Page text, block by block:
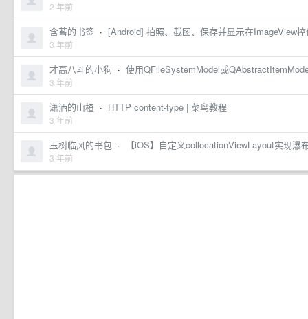
2 年前
含蓄的书签 · [Android] 拍照、截图、保存并显示在ImageView
3 年前
才高八斗的小狗 · 使用QFileSystemModel或
3 年前
潇洒的山楂 · HTTP content-type | 菜鸟教程
3 年前
玉树临风的书包 · 【iOS】自定义collocationViewLayout实现瀑
3 年前